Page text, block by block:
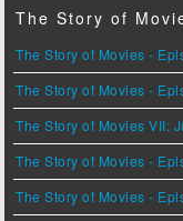
The Story of
The Story of Movies -
The Story of Movies -
The Story of Movies VII:
The Story of Movies -
The Story of Movies -